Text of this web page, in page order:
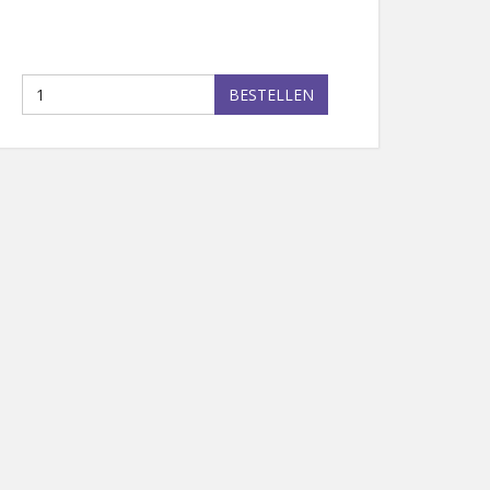
BESTELLEN